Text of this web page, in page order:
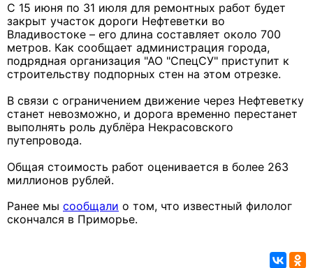
С 15 июня по 31 июля для ремонтных работ будет
закрыт участок дороги Нефтеветки во
Владивостоке – его длина составляет около 700
метров. Как сообщает администрация города,
подрядная организация "АО "СпецСУ" приступит к
строительству подпорных стен на этом отрезке.
В связи с ограничением движение через Нефтеветку
станет невозможно, и дорога временно перестанет
выполнять роль дублёра Некрасовского
путепровода.
Общая стоимость работ оценивается в более 263
миллионов рублей.
Ранее мы сообщали о том, что известный филолог
скончался в Приморье.